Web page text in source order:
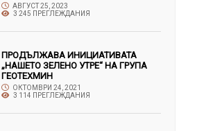
АВГУСТ 25, 2023
3 245 ПРЕГЛЕЖДАНИЯ
ПРОДЪЛЖАВА ИНИЦИАТИВАТА
„НАШЕТО ЗЕЛЕНО УТРЕ“ НА ГРУПА
ГЕОТЕХМИН
ОКТОМВРИ 24, 2021
3 114 ПРЕГЛЕЖДАНИЯ